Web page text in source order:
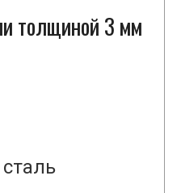
толщиной 3 мм